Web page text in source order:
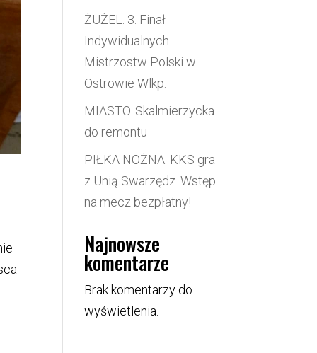
ŻUŻEL. 3. Finał
Indywidualnych
Mistrzostw Polski w
Ostrowie Wlkp.
MIASTO. Skalmierzycka
do remontu
PIŁKA NOŻNA. KKS gra
z Unią Swarzędz. Wstęp
na mecz bezpłatny!
Najnowsze
komentarze
Brak komentarzy do
wyświetlenia.